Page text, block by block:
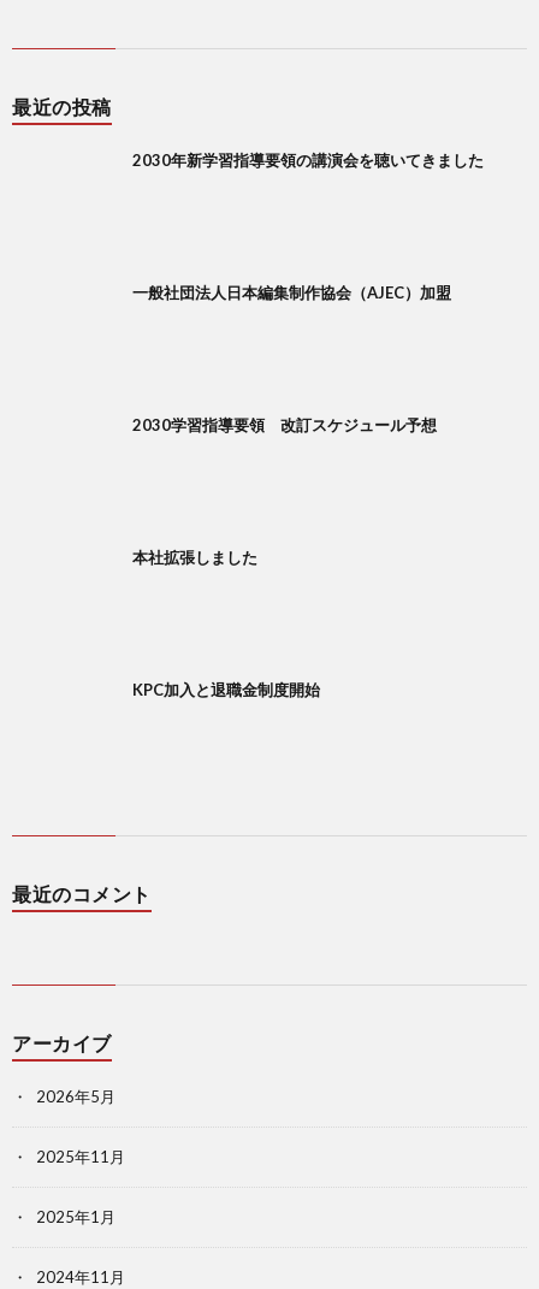
最近の投稿
2030年新学習指導要領の講演会を聴いてきました
一般社団法人日本編集制作協会（AJEC）加盟
2030学習指導要領 改訂スケジュール予想
本社拡張しました
KPC加入と退職金制度開始
最近のコメント
アーカイブ
2026年5月
2025年11月
2025年1月
2024年11月